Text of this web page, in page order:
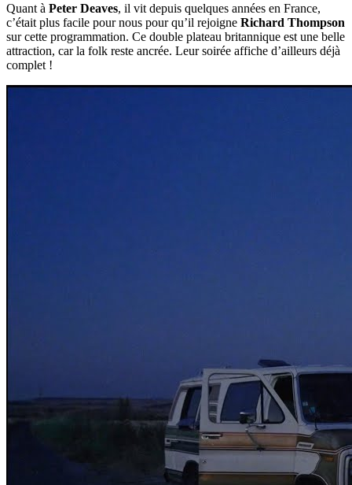
Quant à Peter Deaves, il vit depuis quelques années en France,
c’était plus facile pour nous pour qu’il rejoigne Richard Thompson
sur cette programmation. Ce double plateau britannique est une belle
attraction, car la folk reste ancrée. Leur soirée affiche d’ailleurs déjà
complet !